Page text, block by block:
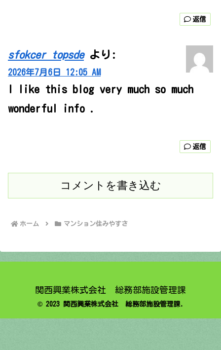
返信
sfokcer topsde より:
2026年7月6日 12:05 AM
I like this blog very much so much
wonderful info .
返信
コメントを書き込む
ホーム マンション住みやすさ
関西興業株式会社 総務部施設管理課
© 2023 関西興業株式会社 総務部施設管理課.